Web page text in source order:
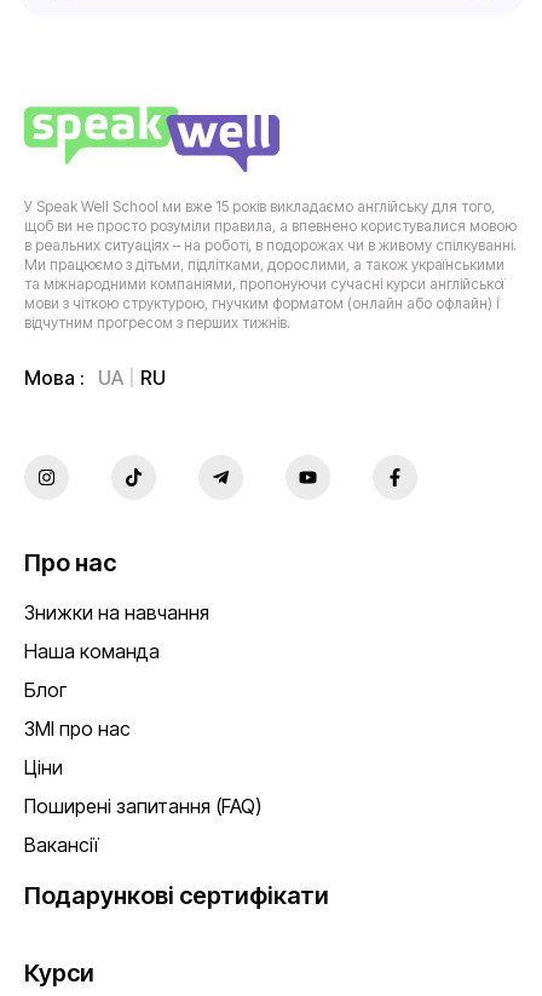
У Speak Well School ми вже 15 років викладаємо англійську для того,
щоб ви не просто розуміли правила, а впевнено користувалися мовою
в реальних ситуаціях – на роботі, в подорожах чи в живому спілкуванні.
Ми працюємо з дітьми, підлітками, дорослими, а також українськими
та міжнародними компаніями, пропонуючи сучасні курси англійської
мови з чіткою структурою, гнучким форматом (онлайн або офлайн) і
відчутним прогресом з перших тижнів.
Мова : UA RU
Про нас
Знижки на навчання
Наша команда
Блог
ЗМІ про нас
Ціни
Поширені запитання (FAQ)
Вакансії
Подарункові сертифікати
Курси